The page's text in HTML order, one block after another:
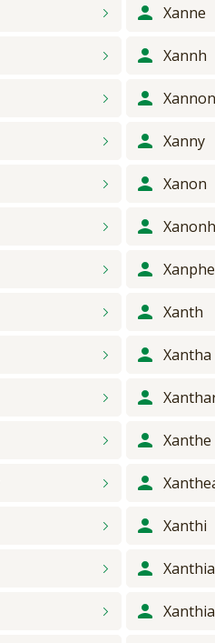
Xanne
Xannh
Xannon
Xanny
Xanon
Xanonh
Xanphe
Xanth
Xantha
Xanthe
Xanthi
Xanthia